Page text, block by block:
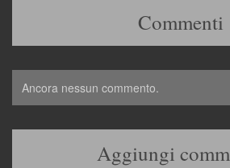
Commenti
Ancora nessun commento.
Aggiungi